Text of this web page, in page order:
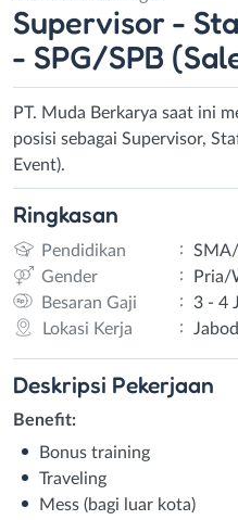
Supervisor -
- SPG/SPB
PT. Muda Berkarya saat ini
posisi sebagai Supervisor,
Event).
Ringkasan
Pendidikan :
Gender
:
Pria/
Besaran Gaji
:
3 - 4
Lokasi Kerja
:
Deskripsi Pekerjaan
Benefit:
Bonus training
Traveling
Mess (bagi luar kota)